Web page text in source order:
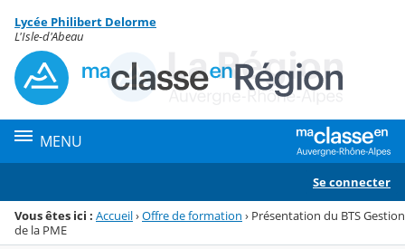
Menu de la rubrique
Contenu
Lycée Philibert Delorme
L'Isle-d'Abeau
MENU
Se connecter
Vous êtes ici : Accueil›Offre de formation › Présentation du BTS Gestion
de la PME